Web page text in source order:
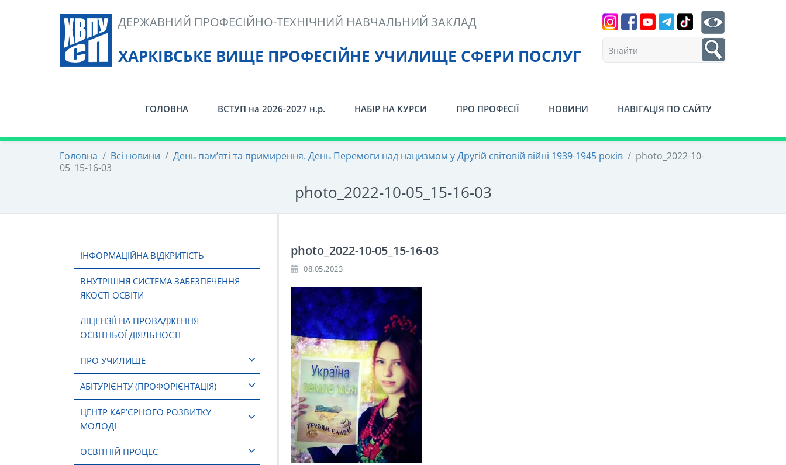
ХАРКІВСЬКЕ ВИЩЕ ПРОФЕСІЙНЕ УЧИЛИЩЕ СФЕРИ ПОСЛУГ
ДЕРЖАВНИЙ ПРОФЕСІЙНО-ТЕХНІЧНИЙ НАВЧАЛЬНИЙ ЗАКЛАД
1
ГОЛОВНА ВСТУП на 2026-2027 н.р. НАБІР НА КУРСИ ПРО ПРОФЕСІЇ НОВИНИ НАВІГАЦІЯ ПО САЙТУ
Головна / Всі новини / День пам’яті та примирення. День Перемоги над нацизмом у Другій світовій війні 1939-1945 років / photo_2022-10-
05_15-16-03
photo_2022-10-05_15-16-03
ІНФОРМАЦІЙНА ВІДКРИТІСТЬ
ВНУТРІШНЯ СИСТЕМА ЗАБЕЗПЕЧЕННЯ
ЯКОСТІ ОСВІТИ
ЛІЦЕНЗІЇ НА ПРОВАДЖЕННЯ
ОСВІТНЬОЇ ДІЯЛЬНОСТІ
ПРО УЧИЛИЩЕ
АБІТУРІЄНТУ (ПРОФОРІЄНТАЦІЯ)
ЦЕНТР КАР’ЄРНОГО РОЗВИТКУ
МОЛОДІ
ОСВІТНІЙ ПРОЦЕС
photo_2022-10-05_15-16-03
08.05.2023